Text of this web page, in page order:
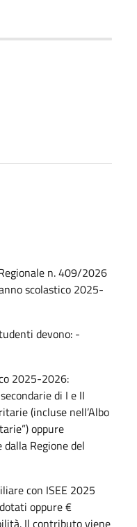
n. 409/2026
scolastico 2025-
devono: -
2025-2026:
di I e II
(incluse nell’Albo
oppure
Regione del
con ISEE 2025
oppure €
Il contributo viene